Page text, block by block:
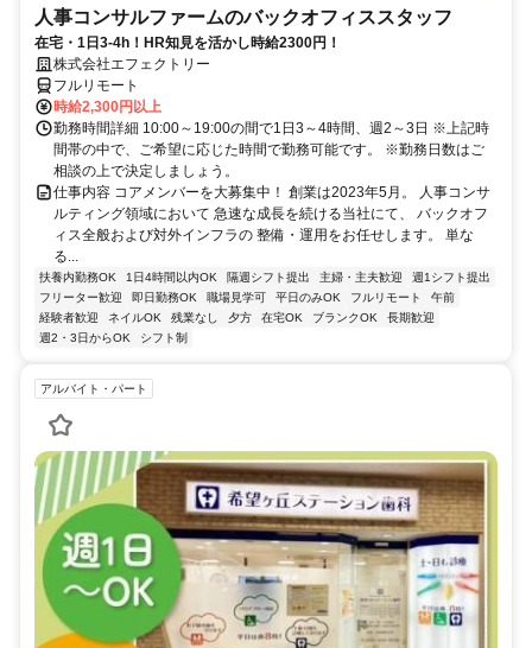
人事コンサルファームのバックオフィススタッフ
在宅・1日3-4h！HR知見を活かし時給2300円！
株式会社エフェクトリー
フルリモート
時給2,300円以上
勤務時間詳細 10:00～19:00の間で1日3～4時間、週2～3日 ※上記時
間帯の中で、ご希望に応じた時間で勤務可能です。 ※勤務日数はご
相談の上で決定しましょう。
仕事内容 コアメンバーを大募集中！ 創業は2023年5月。 人事コンサ
ルティング領域において 急速な成長を続ける当社にて、 バックオフ
ィス全般および対外インフラの 整備・運用をお任せします。 単な
る...
扶養内勤務OK 1日4時間以内OK 隔週シフト提出 主婦・主夫歓迎
週1シフト提出
フリーター歓迎
即日勤務OK 職場見学可 平日のみOK フルリモート
午前
経験者歓迎
ネイルOK 残業なし 夕方 在宅OK ブランクOK
長期歓迎
週2・3日からOK
シフト制
アルバイト・パート